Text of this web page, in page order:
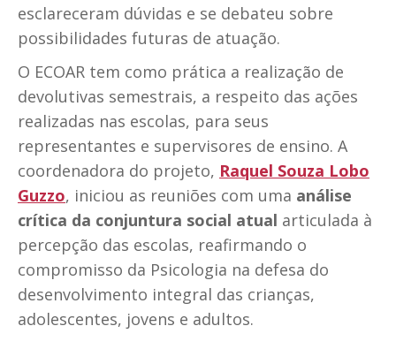
esclareceram dúvidas e se debateu sobre
possibilidades futuras de atuação.
O ECOAR tem como prática a realização de
devolutivas semestrais, a respeito das ações
realizadas nas escolas, para seus
representantes e supervisores de ensino. A
coordenadora do projeto, Raquel Souza Lobo
Guzzo, iniciou as reuniões com uma análise
crítica da conjuntura social atual articulada à
percepção das escolas, reafirmando o
compromisso da Psicologia na defesa do
desenvolvimento integral das crianças,
adolescentes, jovens e adultos.